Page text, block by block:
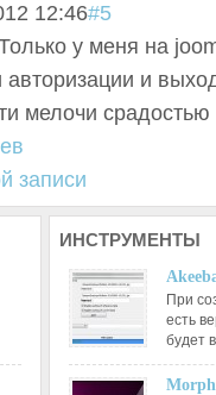
12:46#5
у меня на
и
мелочи
записи
ИНСТРУМЕНТЫ
При
есть
будет